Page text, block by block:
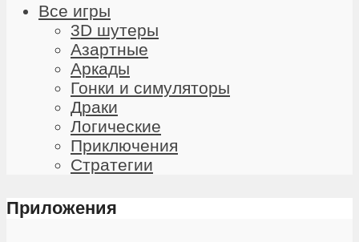
Все игры
3D шутеры
Азартные
Аркады
Гонки и симуляторы
Драки
Логические
Приключения
Стратегии
Приложения